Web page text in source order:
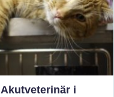
Akutveterinär i